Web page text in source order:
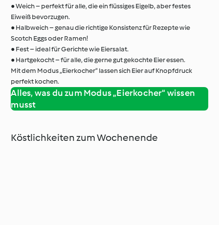
● Weich – perfekt für alle, die ein flüssiges Eigelb, aber festes
Eiweiß bevorzugen.
● Halbweich – genau die richtige Konsistenz für Rezepte wie
Scotch Eggs oder Ramen!
● Fest – ideal für Gerichte wie Eiersalat.
● Hartgekocht – für alle, die gerne gut gekochte Eier essen.
Mit dem Modus „Eierkocher“ lassen sich Eier auf Knopfdruck
perfekt kochen.
Alles, was du zum Modus „Eierkocher“ wissen
musst
Köstlichkeiten zum Wochenende